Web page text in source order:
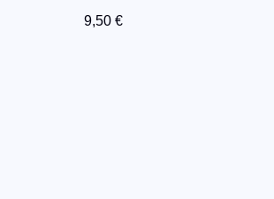
9,50€